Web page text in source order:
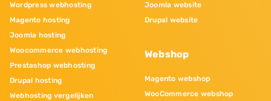
Wordpress webhosting
Magento hosting
Joomla hosting
Woocommerce webhosting
Prestashop webhosting
Drupal hosting
Webhosting vergelijken
Joomla website
Drupal website
Webshop
Magento webshop
WooCommerce webshop